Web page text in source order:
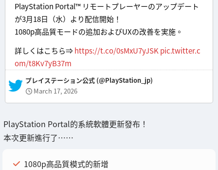
PlayStation Portal™ リモートプレーヤーのアップデート
が3月18日（水）より配信開始！
1080p高品質モードの追加およびUXの改善を実施。
詳しくはこちら⇒https://t.co/0sMxU7yJSK pic.twitter.c
om/t8Kv7yB37m
— プレイステーション公式 (@PlayStation_jp)
March 17, 2026
PlayStation Portal的系統軟體更新發布！
本次更新進行了……
1080p高品質模式的新增